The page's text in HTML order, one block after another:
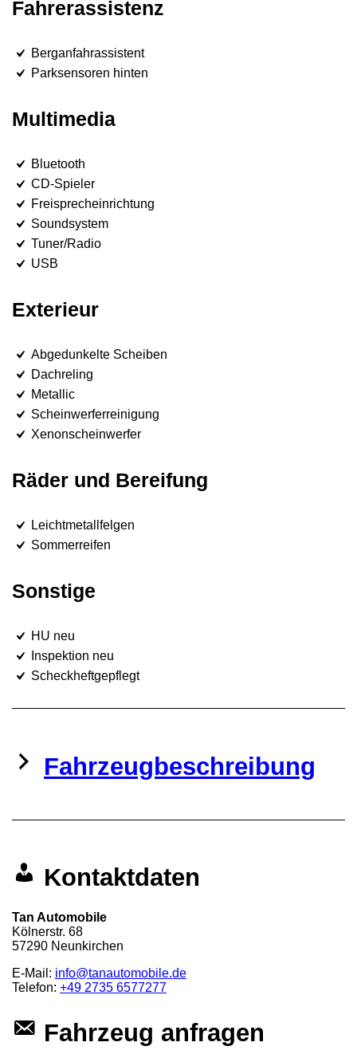
Fahrerassistenz
Berganfahrassistent
Parksensoren hinten
Multimedia
Bluetooth
CD-Spieler
Freisprecheinrichtung
Soundsystem
Tuner/Radio
USB
Exterieur
Abgedunkelte Scheiben
Dachreling
Metallic
Scheinwerferreinigung
Xenonscheinwerfer
Räder und Bereifung
Leichtmetallfelgen
Sommerreifen
Sonstige
HU neu
Inspektion neu
Scheckheftgepflegt
Fahrzeugbeschreibung
Kontaktdaten
Tan Automobile
Kölnerstr. 68
57290 Neunkirchen
E-Mail: info@tanautomobile.de
Telefon: +49 2735 6577277
Fahrzeug anfragen